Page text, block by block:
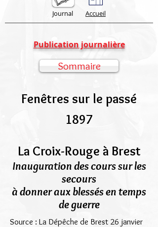
Journal Accueil
Publication journalière
Fenêtres sur le passé
1897
La Croix-Rouge à Brest
Inauguration des cours sur les
secours
à donner aux blessés en temps
de guerre
Sommaire
Source : La Dépêche de Brest 26 janvier